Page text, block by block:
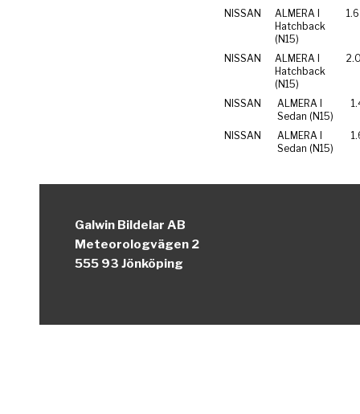
NISSAN
ALMERA I
Hatchback
(N15)
1.6
NISSAN
ALMERA I
Hatchback
(N15)
NISSAN
ALMERA I
Sedan (N15)
NISSAN
ALMERA I
Sedan (N15)
Galwin Bildelar AB
Meteorologvägen 2
555 93 Jönköping